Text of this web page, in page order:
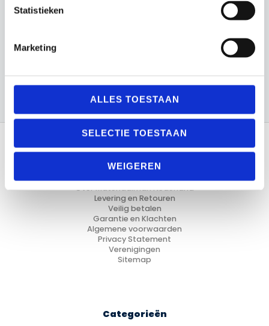
Statistieken
Marketing
ALLES TOESTAAN
SELECTIE TOESTAAN
WEIGEREN
Hockeydoel
Informatie
Over Materiaalman Nederland
Levering en Retouren
Veilig betalen
Garantie en Klachten
Algemene voorwaarden
Privacy Statement
Verenigingen
Sitemap
Categorieën